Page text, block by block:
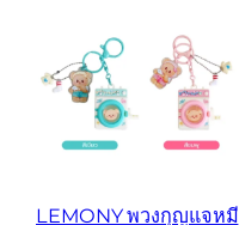
LEMONY พวงกุญแจหมี